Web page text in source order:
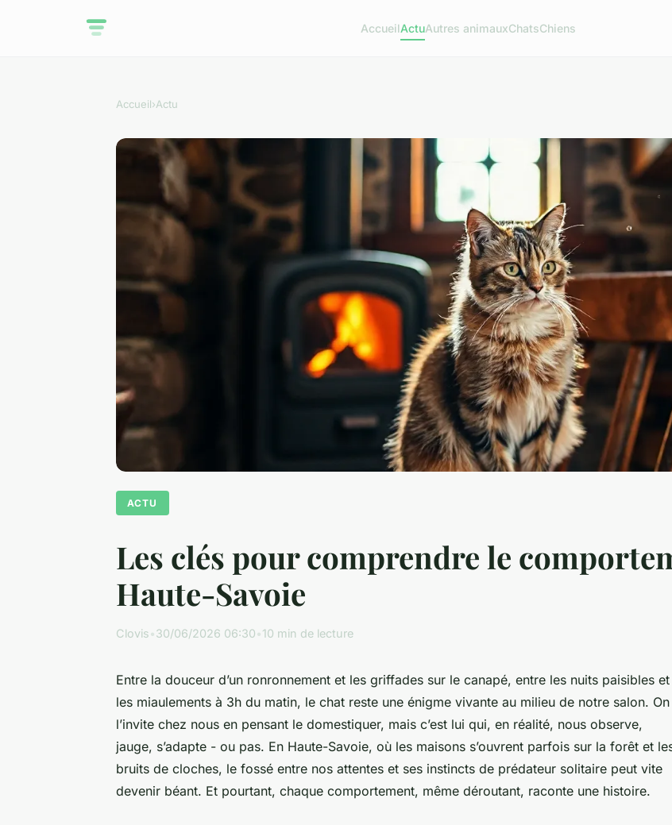
AccueilActuAutres animauxChatsChiens
Accueil›Actu
ACTU
Les clés pour comprendre le
Haute-Savoie
Clovis•30/06/2026 06:30•10 min de lecture
Entre la douceur d’un ronronnement et les griffades sur le canapé, entre les nuits paisibles et
les miaulements à 3h du matin, le chat reste une énigme vivante au milieu de notre salon. On
l’invite chez nous en pensant le domestiquer, mais c’est lui qui, en réalité, nous observe,
jauge, s’adapte - ou pas. En Haute-Savoie, où les maisons s’ouvrent parfois sur la forêt et
bruits de cloches, le fossé entre nos attentes et ses instincts de prédateur solitaire peut vite
devenir béant. Et pourtant, chaque comportement, même déroutant, raconte une histoire.